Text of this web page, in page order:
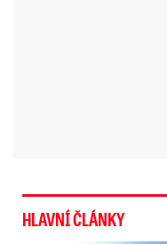
HLAVNÍ ČLÁNKY